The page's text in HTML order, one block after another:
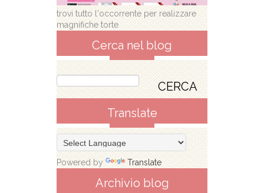
trovi tutto l'occorrente per realizzare
magnifiche torte
Cerca nel blog
Translate
Powered by Translate
Archivio blog